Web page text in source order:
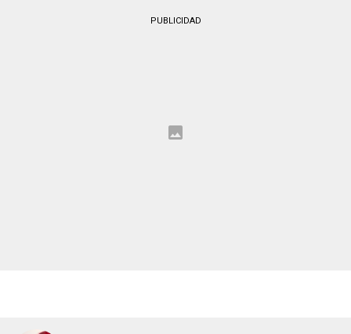
PUBLICIDAD